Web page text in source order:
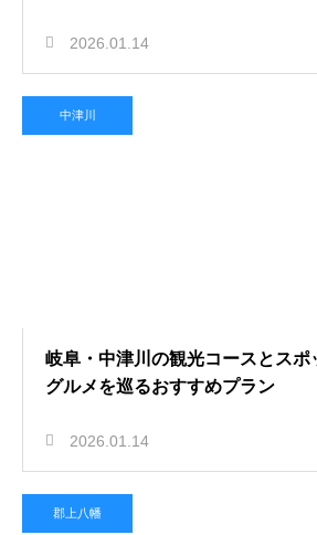
2026.01.14
中津川
岐阜・中津川の観光コースとスポ
グルメを巡るおすすめプラン
2026.01.14
郡上八幡